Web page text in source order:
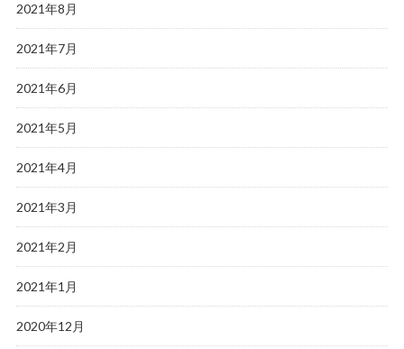
2021年8月
2021年7月
2021年6月
2021年5月
2021年4月
2021年3月
2021年2月
2021年1月
2020年12月